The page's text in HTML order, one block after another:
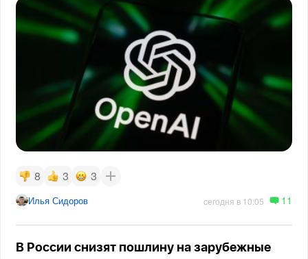
8 3 3
Илья Сидоров сегодня в 10:05 11
В России снизят пошлину на зарубежные